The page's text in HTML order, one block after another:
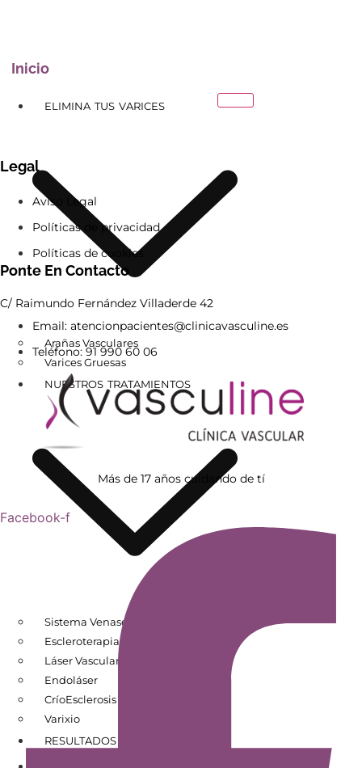
Inicio
ELIMINA TUS VARICES
Arañas Vasculares
Varices Gruesas
NUESTROS TRATAMIENTOS
Sistema Venaseal
Escleroterapia
Láser Vascular
Endoláser
CríoEsclerosis
Varixio
RESULTADOS DE PACIENTES
Legal
Aviso Legal
Políticas de privacidad
Políticas de cookies
Ponte En Contacto
C/ Raimundo Fernández Villaderde 42
Email: atencionpacientes@clinicavasculine.es
Teléfono: 91 990 60 06
Más de 17 años cuidando de tí
Facebook-f